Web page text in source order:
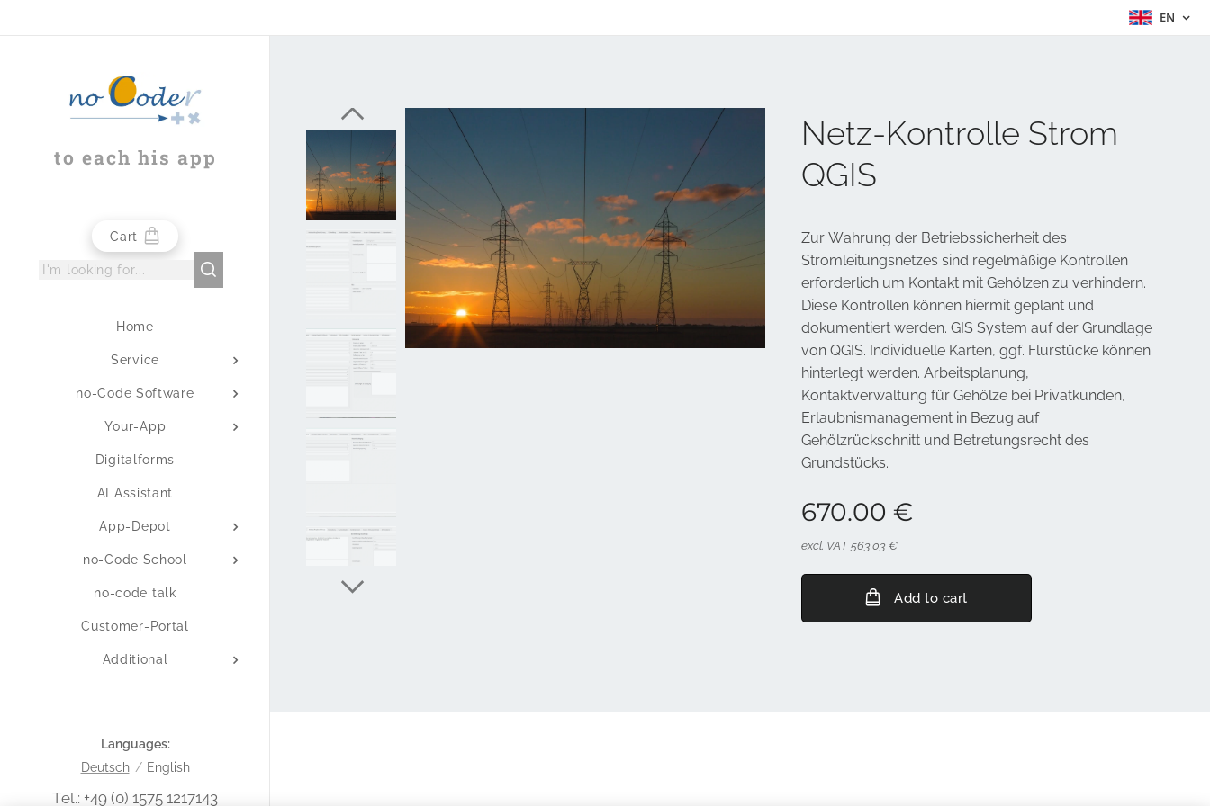
EN
to each his app
Cart
Home
Service
no-Code Software
Your-App
Digitalforms
AI Assistant
App-Depot
no-Code School
no-code talk
Customer-Portal
Additional
Netz-Kontrolle Strom
QGIS
Zur Wahrung der Betriebssicherheit des
Stromleitungsnetzes sind regelmäßige Kontrollen
erforderlich um Kontakt mit Gehölzen zu verhindern.
Diese Kontrollen können hiermit geplant und
dokumentiert werden. GIS System auf der Grundlage
von QGIS. Individuelle Karten, ggf. Flurstücke können
hinterlegt werden. Arbeitsplanung,
Kontaktverwaltung für Gehölze bei Privatkunden,
Erlaubnismanagement in Bezug auf
Gehölzrückschnitt und Betretungsrecht des
Grundstücks.
670.00 €
excl. VAT 563.03 €
Add to cart
Tel.: +49 (0) 1575 1217143
Languages
Deutsch
English